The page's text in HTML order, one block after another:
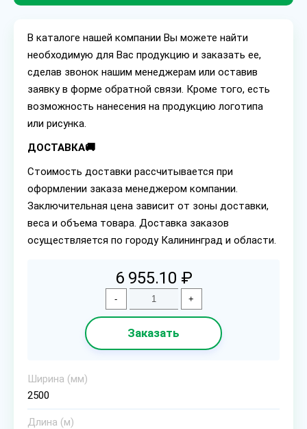
В каталоге нашей компании Вы можете найти
необходимую для Вас продукцию и заказать ее,
сделав звонок нашим менеджерам или оставив
заявку в форме обратной связи. Кроме того, есть
возможность нанесения на продукцию логотипа
или рисунка.
ДОСТАВКА🚚
Стоимость доставки рассчитывается при
оформлении заказа менеджером компании.
Заключительная цена зависит от зоны доставки,
веса и объема товара. Доставка заказов
осуществляется по городу Калининград и области.
6 955.10 ₽
- +
Заказать
Ширина (мм)
2500
Длина (м)